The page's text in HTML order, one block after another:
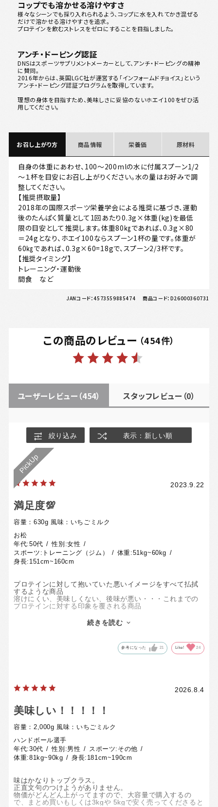
コップでも溶かせる溶けやすさ
様々なシーンでも採り入れられるよう、コップに水を入れてかき混ぜる
だけで溶かせる溶けやすさを追求。
プロテインを飲むストレスをゼロにすることを目指しました。
アンチ・ドーピング認証
DNSはスポーツサプリメントメーカーとして、アンチ・ドーピングの精神
に賛同。
2016年からは、英国LGC社が運営する「インフォームドチョイス」という
アンチ・ドーピング認証プログラムを取得しています。
理想の身体を目指すため、美味しさに妥協のないホエイ100をぜひ活
用してください。
お召し上がり方 商品情報 栄養価 原材料
自身の体重にあわせ、100～200mlの水に付属スプーン1/2
～１杯を目安にお召し上がりください。水の量はお好みで調
整してください。
【推奨摂取量】
2018年の国際スポーツ栄養学会による推奨に基づき、運動
後のたんぱく質量として1回あたり0.3g×体重(kg)を最低
限の目安として推奨します。体重80㎏であれば、0.3g×80
＝24gとなり、ホエイ100ならスプーン1杯の量です。体重が
60㎏であれば、0.3g×60=18gで、スプーン2/3杯です。
【推奨タイミング】
トレーニング・運動後
間食 など
JANコード：4573559885474 商品コード： D26000360731
この商品のレビュー （454件）
ユーザーレビュー （454） スタッフレビュー （0）
絞り込み 表示：新しい順
2023.9.22
満足度💯
容量：630g 風味：いちごミルク
お松
年代:50代 性別:女性
スポーツ: トレーニング（ジム） 体重:51kg~60kg
身長: 151cm~160cm
プロテインに対して抱いていた悪いイメージをすべて払拭
するような商品
溶けにくい、美味しくない、後味が悪い・・・これまでの
プロテインに対する印象を覆される商品
商品開発時に試行錯誤されたうえでの完成度ではないか、
プロテインは日常的に摂るものなので、美味しくないとス
トレスになってしまうのですが、
続きを読む
参考になった 21 Like! 24
2026.8.4
美味しい！！！！！
容量：2,000g 風味：いちごミルク
ハンドボール選手
年代:30代 性別:男性 スポーツ: その他
体重:81kg~90kg 身長: 181cm~190cm
味はかなりトップクラス。
正直文句のつけようがありません。
物価がどんどん上がってますので、大容量で購入するの
で、まとめ買いもしくは3kgや 5kgで安く売ってくださると